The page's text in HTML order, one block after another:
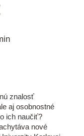
znalosť
aj osobnostné
ich naučiť?
nové